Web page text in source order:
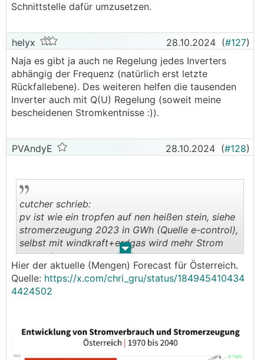
Schnittstelle dafür umzusetzen.
helyx 28.10.2024 (#127)
Naja es gibt ja auch ne Regelung jedes Inverters
abhängig der Frequenz (natürlich erst letzte
Rückfallebene). Des weiteren helfen die tausenden
Inverter auch mit Q(U) Regelung (soweit meine
bescheidenen Stromkentnisse :)).
PVAndyE 28.10.2024 (#128)
. .
cutcher schrieb:
pv ist wie ein tropfen auf nen heißen stein, siehe
stromerzeugung 2023 in GWh (Quelle e-control),
selbst mit windkraft+erdgas wird mehr Strom
erzeugt:
Es ist eh nett wenn man argumentiert dass die
überdimensionierten pv anlagen so
netzundienlich sind, aber dann bitte mit
Hier der aktuelle (Mengen) Forecast für Österreich.
Quelle: https://x.com/chri_gru/status/184945410434
4424502